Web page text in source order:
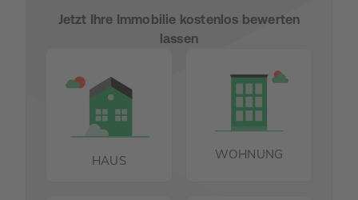
Jetzt Ihre Immobilie kostenlos bewerten
lassen
HAUS WOHNUNG